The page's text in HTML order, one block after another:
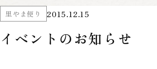
里やま便り 2015.12.15
イベントのお知らせ